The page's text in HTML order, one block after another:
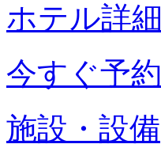
ホテル詳細
今すぐ予約
施設・設備